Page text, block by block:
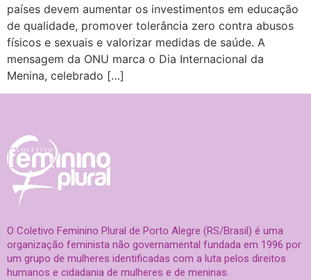
países devem aumentar os investimentos em educação
de qualidade, promover tolerância zero contra abusos
físicos e sexuais e valorizar medidas de saúde. A
mensagem da ONU marca o Dia Internacional da
Menina, celebrado […]
O Coletivo Feminino Plural de Porto Alegre (RS/Brasil) é uma
organização feminista não governamental fundada em 1996 por
um grupo de mulheres identificadas com a luta pelos direitos
humanos e cidadania de mulheres e de meninas.